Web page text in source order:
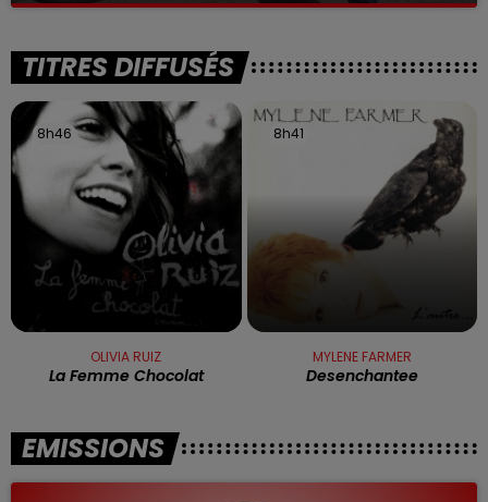
TITRES DIFFUSÉS
8h46
8h46
OLIVIA RUIZ
La Femme Chocolat
8h41
8h41
MYLENE FARMER
Desenchantee
EMISSIONS